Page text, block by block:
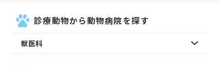
診療動物から動物病院を探す
獣医科